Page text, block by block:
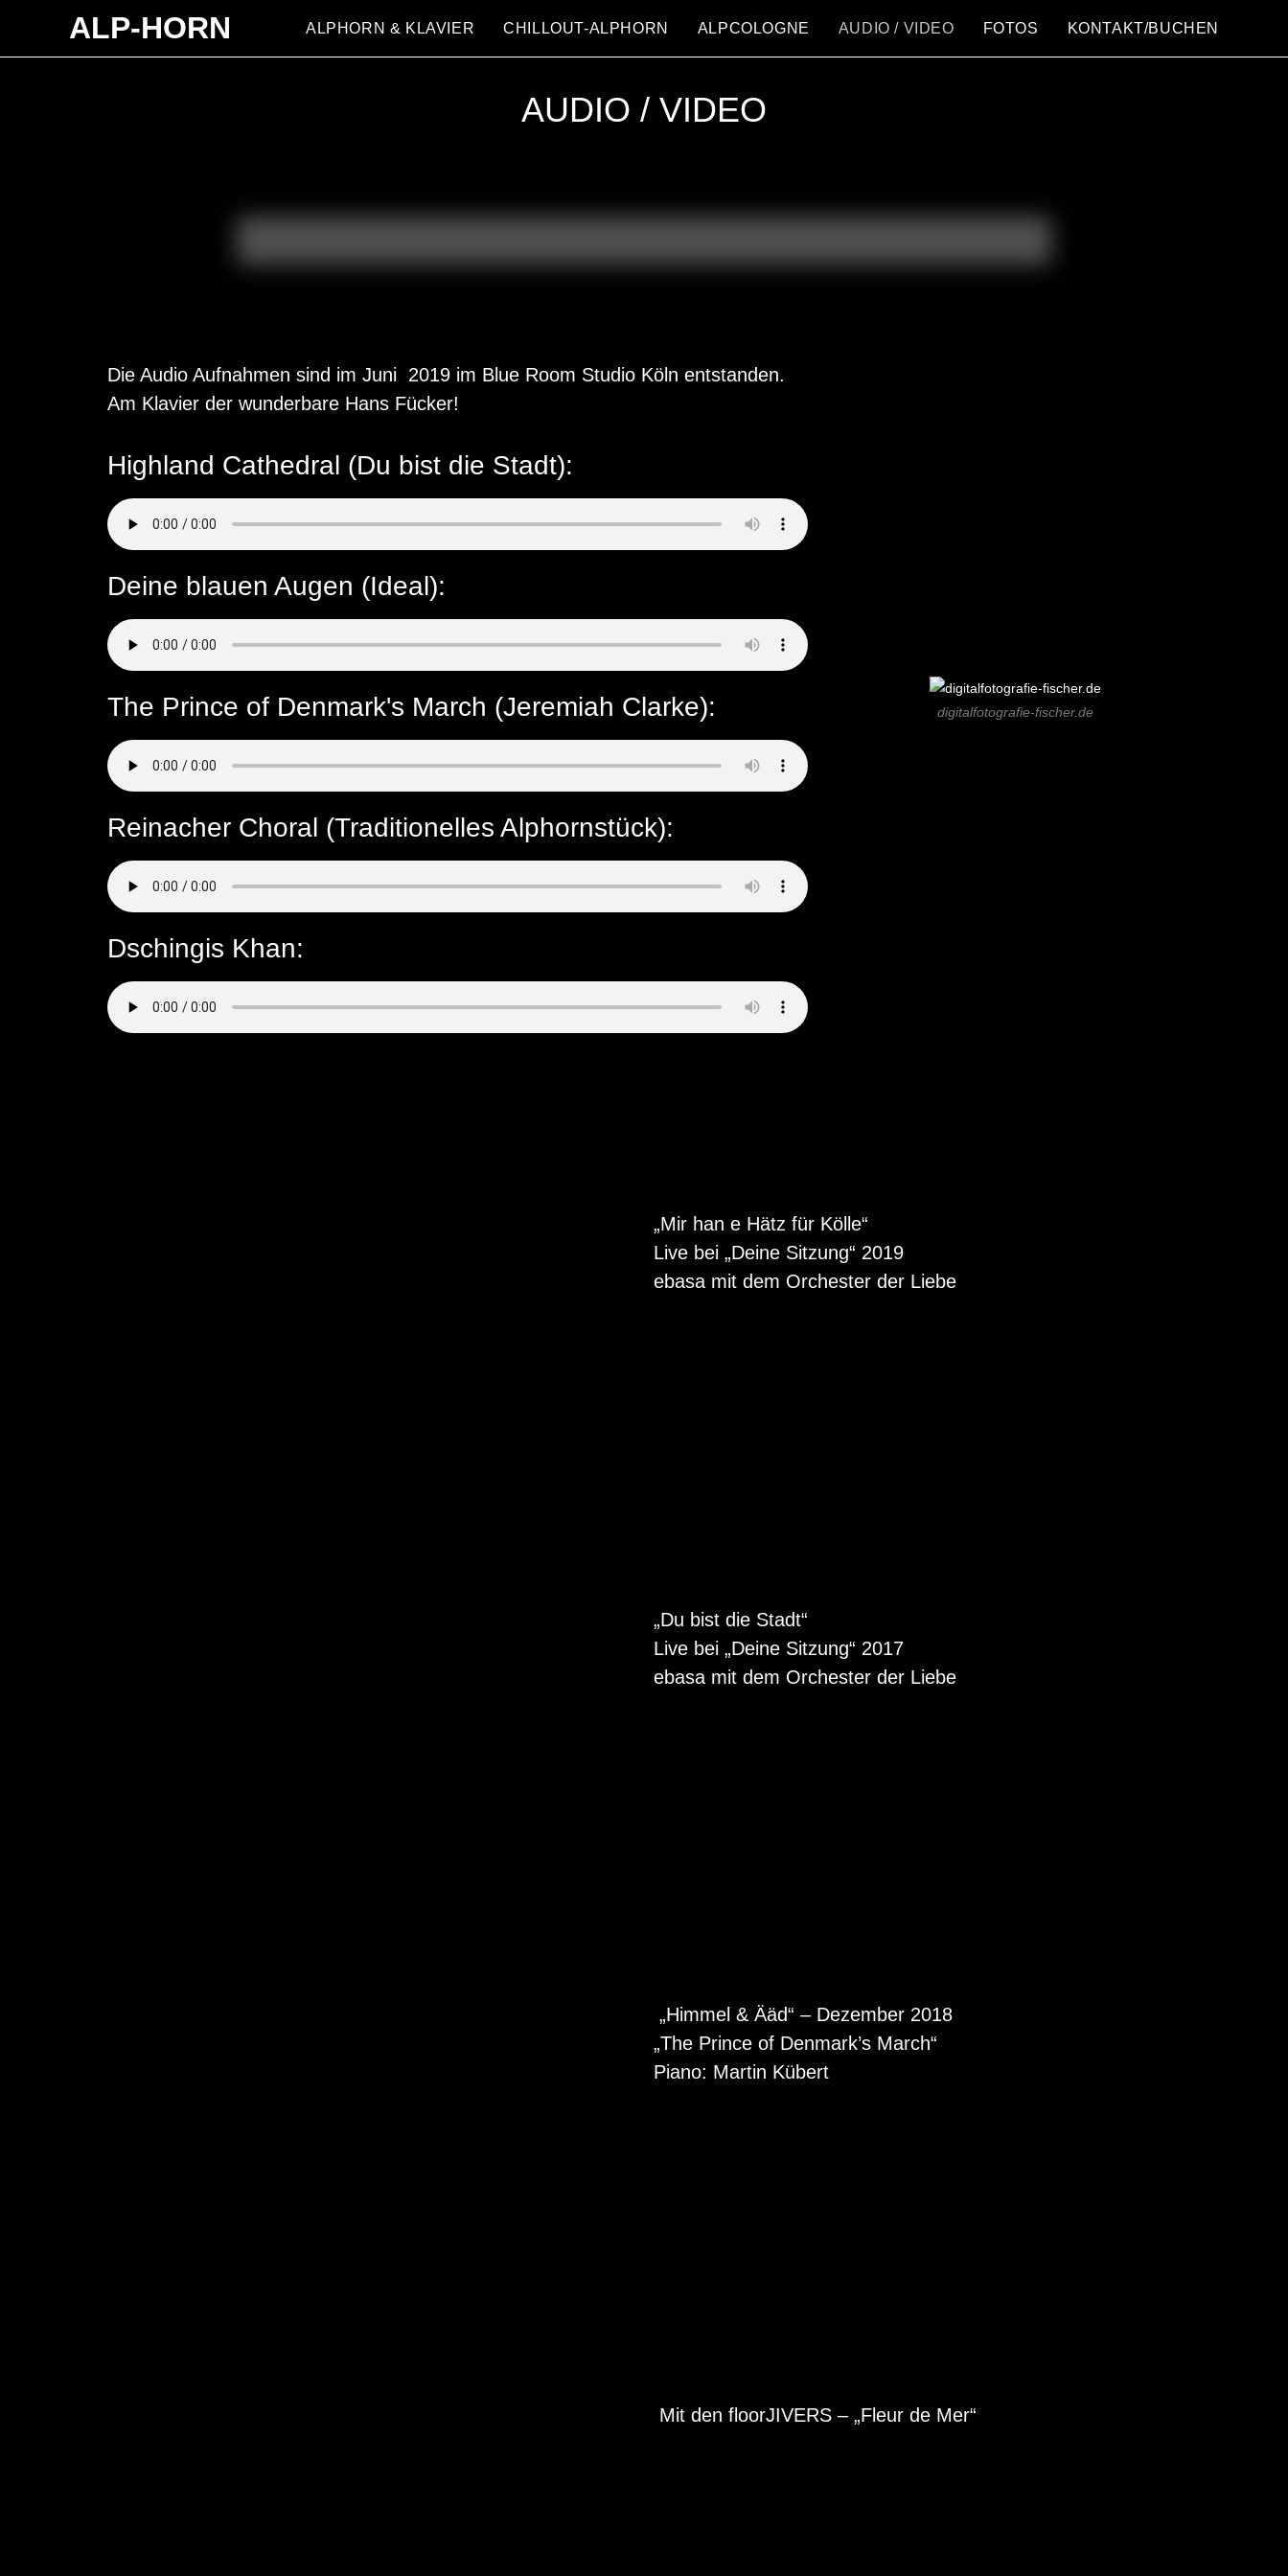
ALP-HORN ALPHORN & KLAVIER CHILLOUT-ALPHORN ALPCOLOGNE AUDIO / VIDEO FOTOS KONTAKT/BUCHEN
AUDIO / VIDEO
Die Audio Aufnahmen sind im Juni 2019 im Blue Room Studio Köln entstanden.
Am Klavier der wunderbare Hans Fücker!
Highland Cathedral (Du bist die Stadt):
Deine blauen Augen (Ideal):
The Prince of Denmark's March (Jeremiah Clarke):
Reinacher Choral (Traditionelles Alphornstück):
Dschingis Khan:
digitalfotografie-fischer.de
„Mir han e Hätz für Kölle“
Live bei „Deine Sitzung“ 2019
ebasa mit dem Orchester der Liebe
„Du bist die Stadt“
Live bei „Deine Sitzung“ 2017
ebasa mit dem Orchester der Liebe
„Himmel & Ääd“ – Dezember 2018
„The Prince of Denmark’s March“
Piano: Martin Kübert
Mit den floorJIVERS – „Fleur de Mer“